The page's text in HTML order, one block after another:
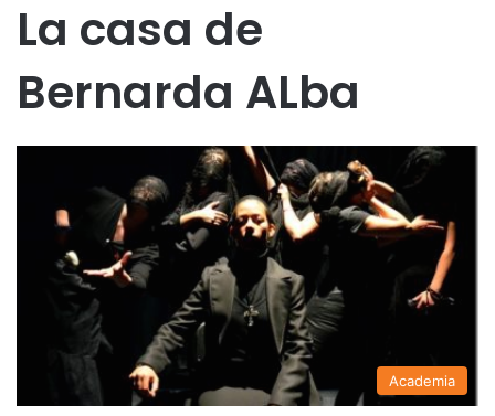
La casa de
Bernarda ALba
Academia